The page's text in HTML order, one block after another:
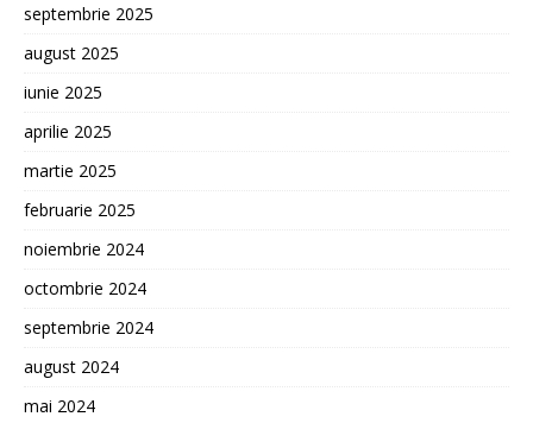
septembrie 2025
august 2025
iunie 2025
aprilie 2025
martie 2025
februarie 2025
noiembrie 2024
octombrie 2024
septembrie 2024
august 2024
mai 2024